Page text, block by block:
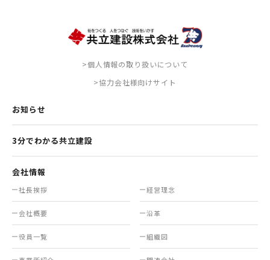
>個人情報の取り扱いについて
>協力会社様向けサイト
お知らせ
3分でわかる共立建設
会社情報
社長挨拶 経営理念
会社概要 沿革
役員一覧 組織図